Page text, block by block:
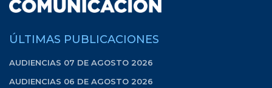
ÚLTIMAS PUBLICACIONES
AUDIENCIAS 07 DE AGOSTO 2026
AUDIENCIAS 06 DE AGOSTO 2026